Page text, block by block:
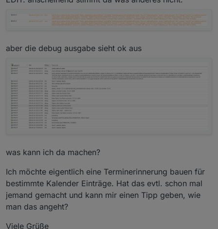
aber die debug ausgabe sieht ok aus
was kann ich da machen?
Ich möchte eigentlich eine Terminerinnerung bauen für
bestimmte Kalender Einträge. Hat das evtl. schon mal
jemand gemacht und kann mir einen Tipp geben, wie
man das angeht?
Viele Grüße